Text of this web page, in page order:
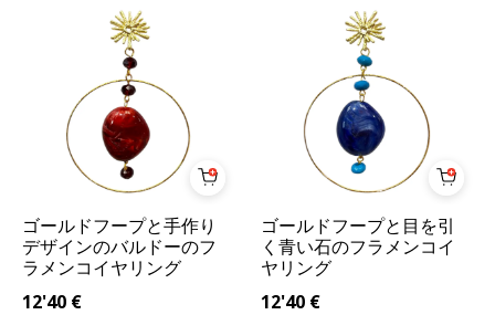
ゴールドフープと手作り
デザインのバルドーのフ
ラメンコイヤリング
12'40 €
ゴールドフープと目を引
く青い石のフラメンコイ
ヤリング
12'40 €